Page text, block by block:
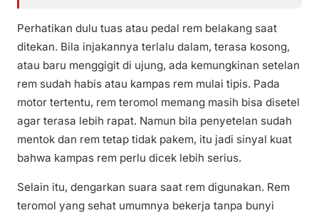
Perhatikan dulu tuas atau pedal rem belakang saat
ditekan. Bila injakannya terlalu dalam, terasa kosong,
atau baru menggigit di ujung, ada kemungkinan setelan
rem sudah habis atau kampas rem mulai tipis. Pada
motor tertentu, rem teromol memang masih bisa disetel
agar terasa lebih rapat. Namun bila penyetelan sudah
mentok dan rem tetap tidak pakem, itu jadi sinyal kuat
bahwa kampas rem perlu dicek lebih serius.
Selain itu, dengarkan suara saat rem digunakan. Rem
teromol yang sehat umumnya bekerja tanpa bunyi